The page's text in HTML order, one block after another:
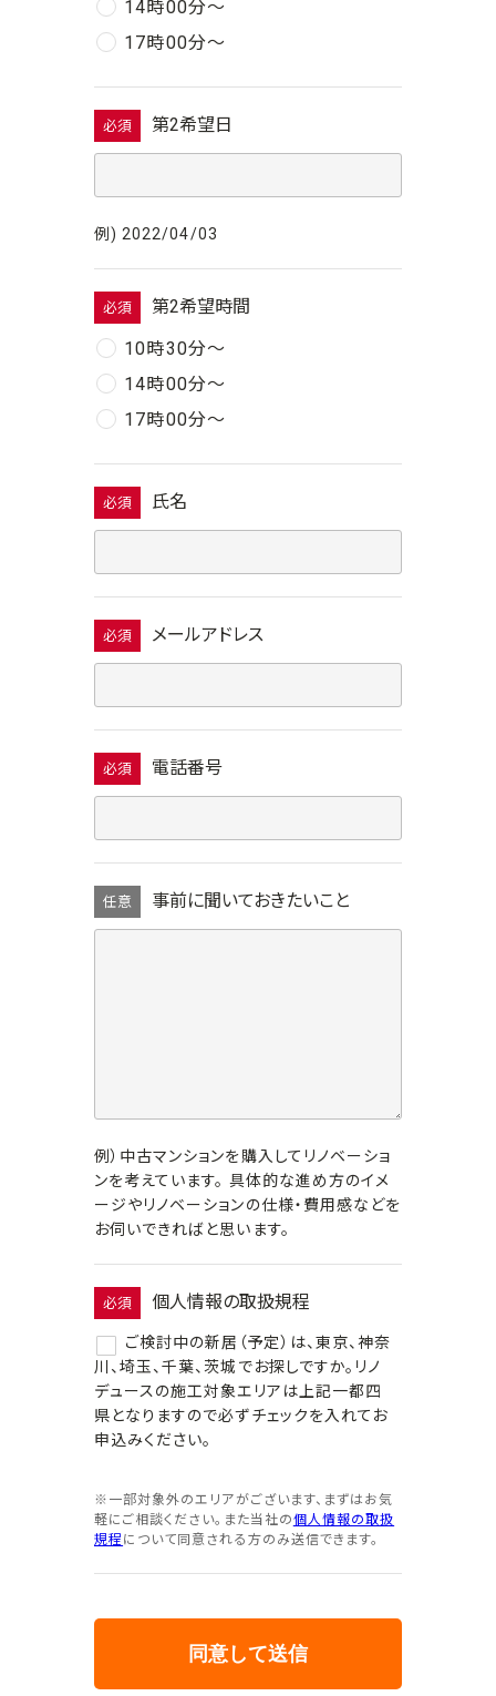
14時00分〜
17時00分〜
必須 第2希望日
例) 2022/04/03
必須
第2希望時間
10時30分〜
14時00分〜
17時00分〜
必須 氏名
必須 メールアドレス
必須 電話番号
任意 事前に聞いておきたいこと
例）中古マンションを購入してリノベーショ
ンを考えています。 具体的な進め方のイメ
ージやリノベーションの仕様・費用感などを
お伺いできればと思います。
必須 個人情報の取扱規程
ご検討中の新居（予定）は、東京、神奈
川、埼玉、千葉、茨城でお探しですか。リノ
デュースの施工対象エリアは上記一都四
県となりますので必ずチェックを入れてお
申込みください。
※一部対象外のエリアがございます、まずはお気
軽にご相談ください。また当社の個人情報の取扱
規程 について同意される方のみ送信できます。